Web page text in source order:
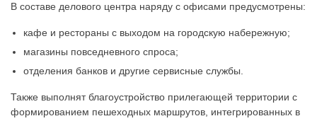
В составе делового центра наряду с офисами предусмотрены:
кафе и рестораны с выходом на городскую набережную;
магазины повседневного спроса;
отделения банков и другие сервисные службы.
Также выполнят благоустройство прилегающей территории с
формированием пешеходных маршрутов, интегрированных в